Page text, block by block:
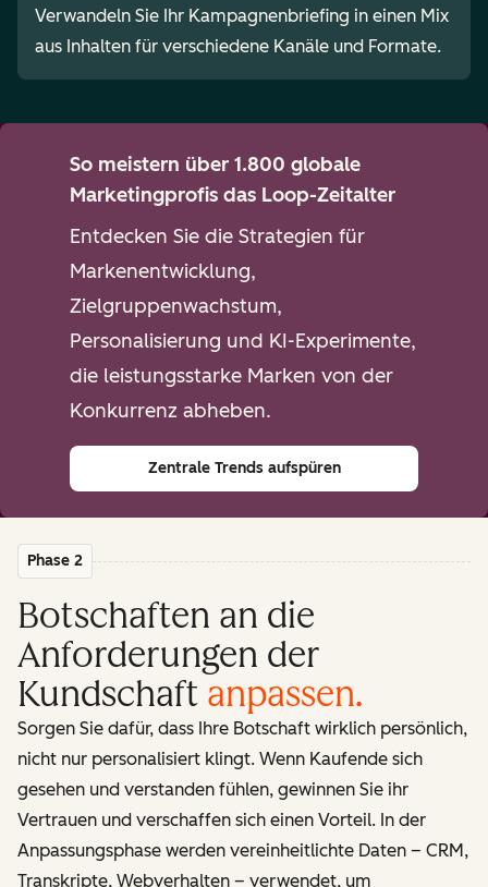
Verwandeln Sie Ihr Kampagnenbriefing in einen Mix
aus Inhalten für verschiedene Kanäle und Formate.
So meistern über 1.800 globale
Marketingprofis das Loop-Zeitalter
Entdecken Sie die Strategien für
Markenentwicklung,
Zielgruppenwachstum,
Personalisierung und KI-Experimente,
die leistungsstarke Marken von der
Konkurrenz abheben.
Zentrale Trends aufspüren
Phase 2
Botschaften an die
Anforderungen der
Kundschaft anpassen.
Sorgen Sie dafür, dass Ihre Botschaft wirklich persönlich,
nicht nur personalisiert klingt. Wenn Kaufende sich
gesehen und verstanden fühlen, gewinnen Sie ihr
Vertrauen und verschaffen sich einen Vorteil. In der
Anpassungsphase werden vereinheitlichte Daten – CRM,
Transkripte, Webverhalten – verwendet, um